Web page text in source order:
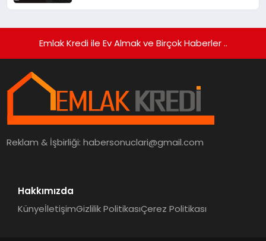
Emlak Kredi ile Ev Almak ve Birçok Haberler ..
Reklam & İşbirliği:habersonuclari@gmail.com
Hakkımızda
KünyeİletişimGizlilik PolitikasıÇerez Politikası